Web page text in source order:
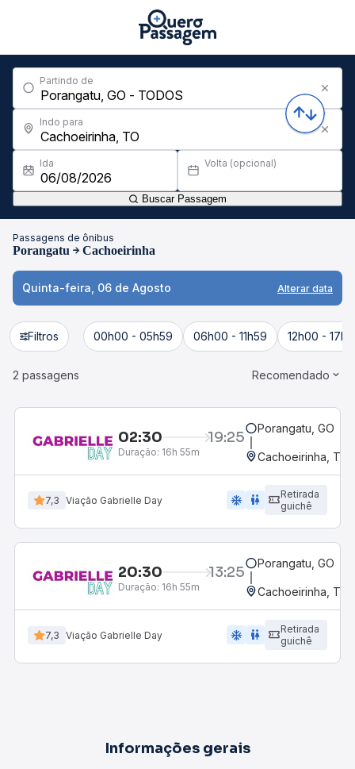
Partindo de
Indo para
Ida Volta (opcional)
Buscar Passagem
Passagens de ônibus
Porangatu Cachoeirinha
Quinta-feira, 06 de Agosto Alterar data
Filtros 00h00 - 05h59 06h00 - 11h59 12h00 -
2 passagens Recomendado
02:30 19:25
Duração: 16h 55m
Porangatu, GO
Cachoeirinha, TO
7,3 Viação Gabrielle Day ac_unit wc
Retirada
guichê
20:30 13:25
Duração: 16h 55m
Porangatu, GO
Cachoeirinha, TO
7,3 Viação Gabrielle Day ac_unit wc
Retirada
guichê
Informações gerais